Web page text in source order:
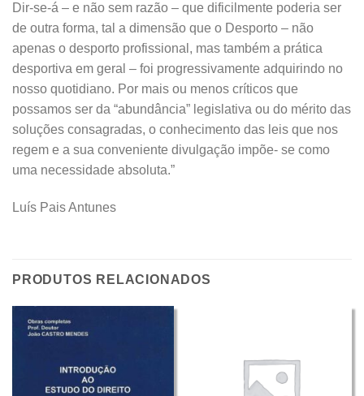
Dir-se-á – e não sem razão – que dificilmente poderia ser
de outra forma, tal a dimensão que o Desporto – não
apenas o desporto profissional, mas também a prática
desportiva em geral – foi progressivamente adquirindo no
nosso quotidiano. Por mais ou menos críticos que
possamos ser da “abundância” legislativa ou do mérito das
soluções consagradas, o conhecimento das leis que nos
regem e a sua conveniente divulgação impõe- se como
uma necessidade absoluta.”
Luís Pais Antunes
PRODUTOS RELACIONADOS